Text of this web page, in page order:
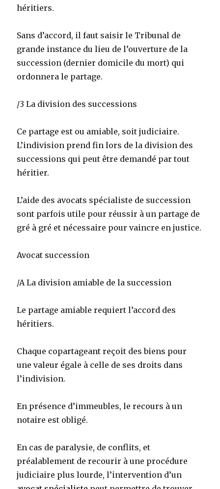
héritiers.
Sans d’accord, il faut saisir le Tribunal de
grande instance du lieu de l’ouverture de la
succession (dernier domicile du mort) qui
ordonnera le partage.
/3 La division des successions
Ce partage est ou amiable, soit judiciaire.
L’indivision prend fin lors de la division des
successions qui peut être demandé par tout
héritier.
L’aide des avocats spécialiste de succession
sont parfois utile pour réussir à un partage de
gré à gré et nécessaire pour vaincre en justice.
Avocat succession
/A La division amiable de la succession
Le partage amiable requiert l’accord des
héritiers.
Chaque copartageant reçoit des biens pour
une valeur égale à celle de ses droits dans
l’indivision.
En présence d’immeubles, le recours à un
notaire est obligé.
En cas de paralysie, de conflits, et
préalablement de recourir à une procédure
judiciaire plus lourde, l’intervention d’un